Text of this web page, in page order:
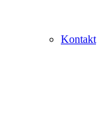
Kontakt